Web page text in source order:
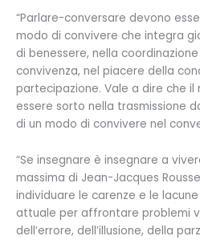
“Parlare-conversare devono
modo di convivere che integra
di benessere, nella
convivenza, nel piacere della
partecipazione. Vale a dire che
essere sorto nella trasmissione
di un modo di convivere nel
“Se insegnare è insegnare a
massima di Jean-Jacques
individuare le carenze e le
attuale per affrontare problemi
dell’errore, dell’illusione, della